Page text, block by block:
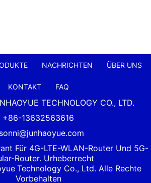
NACHRICHTEN ÜBER UNS
KONTAKT FAQ
TECHNOLOGY CO., LTD.
+86-13632563616
Für 4G-LTE-WLAN-Router Und 5G-
Router. Urheberrecht
Technology Co., Ltd. Alle Rechte
Vorbehalten